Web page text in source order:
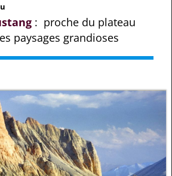
: proche du plateau
paysages grandioses